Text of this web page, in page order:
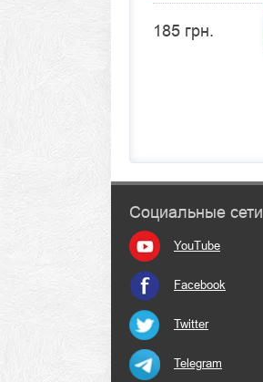
185 грн.
Социальные сети
YouTube
Facebook
Twitter
Telegram